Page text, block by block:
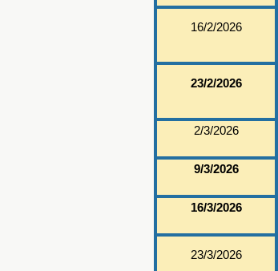
16/2/2026
23/2/2026
2/3/2026
9/3/2026
16/3/2026
23/3/2026